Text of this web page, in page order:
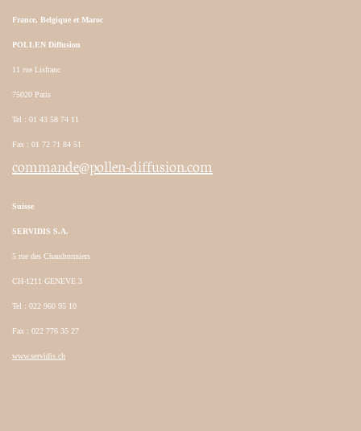
France, Belgique et Maroc
POLLEN Diffusion
11 rue Lisfranc
75020 Paris
Tel : 01 43 58 74 11
Fax : 01 72 71 84 51
commande@pollen-diffusion.com
Suisse
SERVIDIS S.A.
5 rue des Chaudronniers
CH-1211 GENEVE 3
Tel : 022 960 95 10
Fax : 022 776 35 27
www.servidis.ch